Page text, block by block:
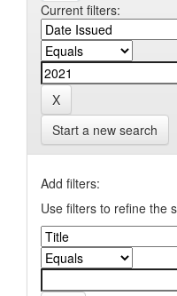
Current filters:
Start a new search
Add filters:
Use filters to refine the